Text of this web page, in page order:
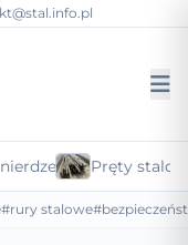
Pręty
#rury stalowe